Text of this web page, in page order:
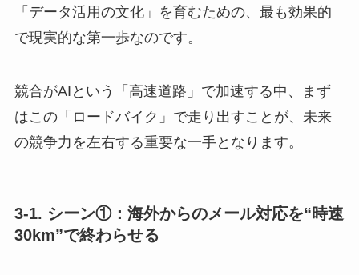
「データ活用の文化」を育むための、最も効果的
で現実的な第一歩なのです。
競合がAIという「高速道路」で加速する中、まず
はこの「ロードバイク」で走り出すことが、未来
の競争力を左右する重要な一手となります。
3-1. シーン①：海外からのメール対応を“時速
30km”で終わらせる